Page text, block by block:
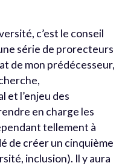
c’est le conseil
série de prorecteurs
de mon prédécesseur,
et l’enjeu des
en charge les
tellement à
de créer un cinquième
inclusion). Il y aura